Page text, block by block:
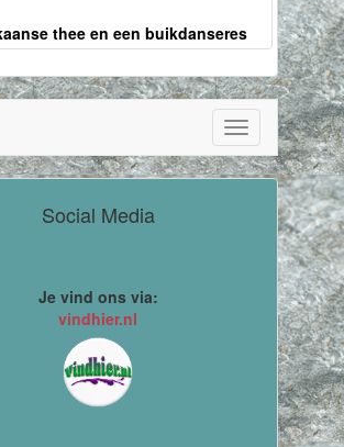
thee en een buikdanseres
Toggle
navigation
Social Media
Je vind ons via:
vindhier.nl